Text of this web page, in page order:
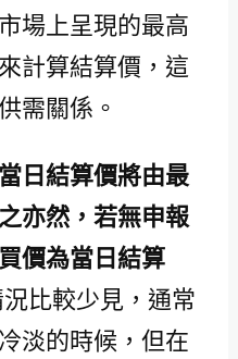
場上呈現的最高
計算結算價，這
需關係。
日結算價將由最
亦然，若無申報
價為當日結算
比較少見，通常
淡的時候，但在